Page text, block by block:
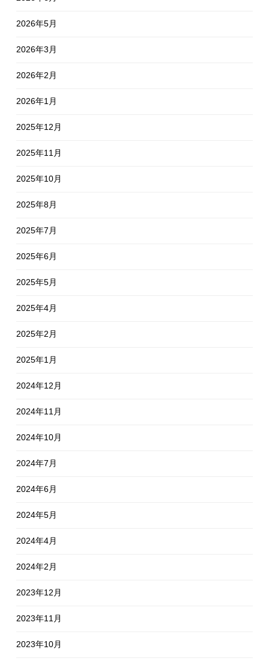
2026年5月
2026年3月
2026年2月
2026年1月
2025年12月
2025年11月
2025年10月
2025年8月
2025年7月
2025年6月
2025年5月
2025年4月
2025年2月
2025年1月
2024年12月
2024年11月
2024年10月
2024年7月
2024年6月
2024年5月
2024年4月
2024年2月
2023年12月
2023年11月
2023年10月